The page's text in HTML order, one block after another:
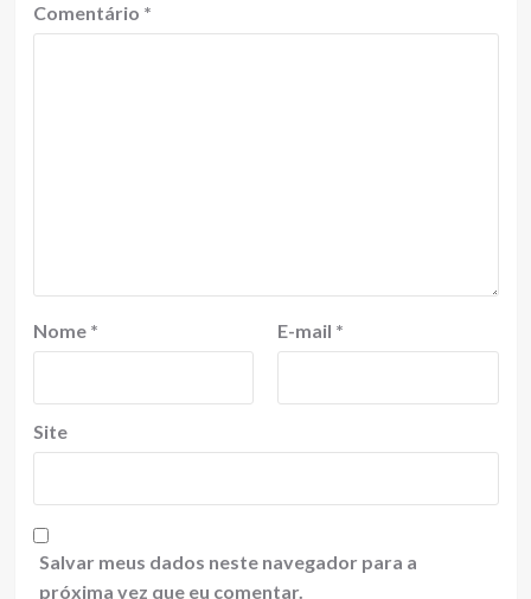
Comentário *
Nome * E-mail *
Site
Salvar meus dados neste navegador para a
próxima vez que eu comentar.